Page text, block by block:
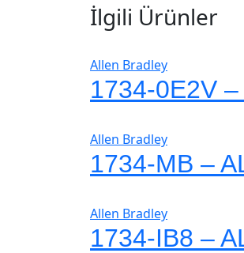
İlgili Ürünler
Allen Bradley
1734-0E2V
Allen Bradley
1734-MB –
Allen Bradley
1734-IB8 –